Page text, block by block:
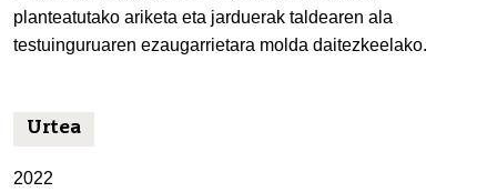
planteatutako ariketa eta jarduerak taldearen ala
testuinguruaren ezaugarrietara molda daitezkeelako.
Urtea
2022